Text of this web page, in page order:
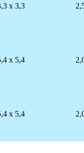
x 3,3
x 5,4
x 5,4